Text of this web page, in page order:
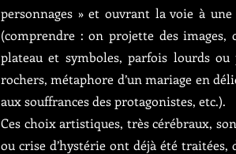
personnages » et ouvrant la voie à
(comprendre : on projette des images,
plateau et symboles, parfois lourds
rochers, métaphore d’un mariage en
aux souffrances des protagonistes, etc.).
Ces choix artistiques, très cérébraux,
ou crise d’hystérie ont déjà été traitées,